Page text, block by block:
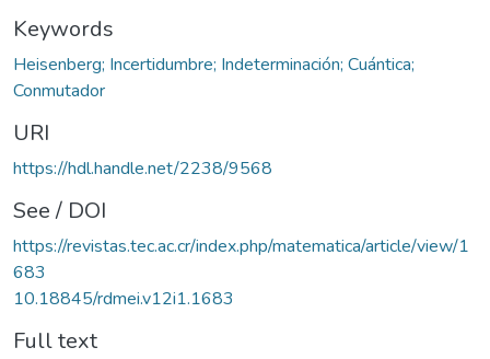
Keywords
Heisenberg; Incertidumbre; Indeterminación; Cuántica;
Conmutador
URI
https://hdl.handle.net/2238/9568
See / DOI
https://revistas.tec.ac.cr/index.php/matematica/article/view/1
683
10.18845/rdmei.v12i1.1683
Full text